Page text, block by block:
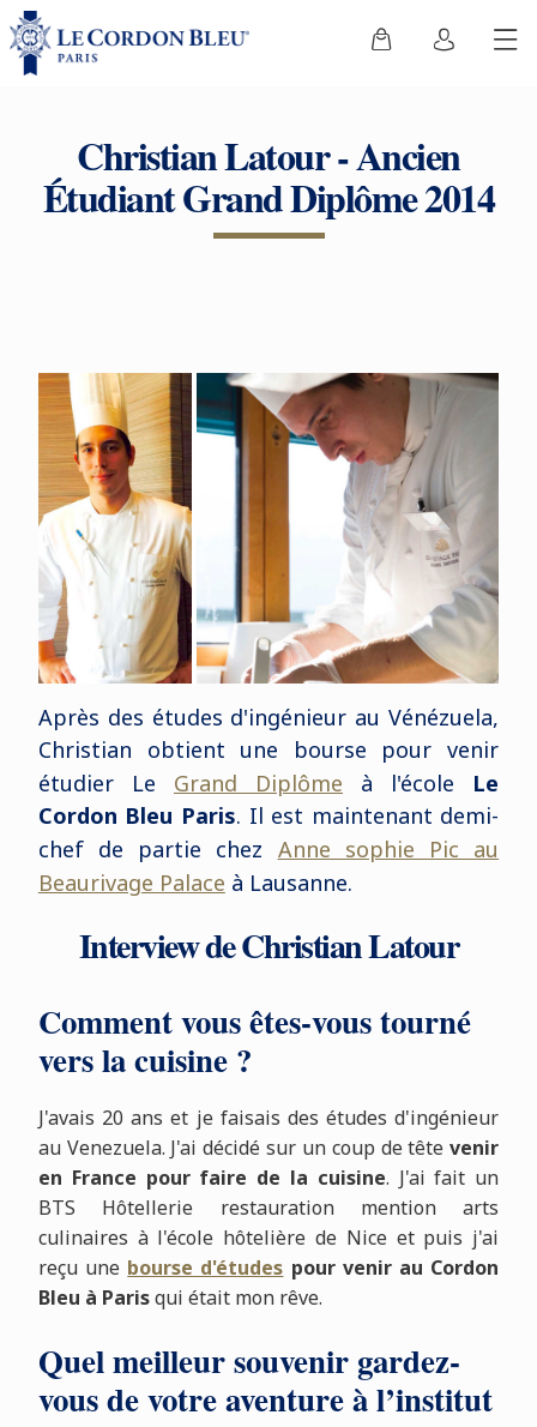
Christian Latour - Ancien
Étudiant Grand Diplôme 2014
Après des études d'ingénieur au Vénézuela,
Christian obtient une bourse pour venir
étudier Le Grand Diplôme à l'école Le
Cordon Bleu Paris. Il est maintenant demi-
chef de partie chez Anne sophie Pic au
Beaurivage Palace à Lausanne.
Interview de Christian Latour
Comment vous êtes-vous tourné
vers la cuisine ?
J'avais 20 ans et je faisais des études d'ingénieur
au Venezuela. J'ai décidé sur un coup de têtevenir
en France pour faire de la cuisine. J'ai fait un
BTS Hôtellerie restauration mention arts
culinaires à l'école hôtelière de Nice et puis j'ai
reçu une bourse d'études pour venir au Cordon
Bleu à Parisqui était mon rêve.
Quel meilleur souvenir gardez-
vous de votre aventure à l’institut